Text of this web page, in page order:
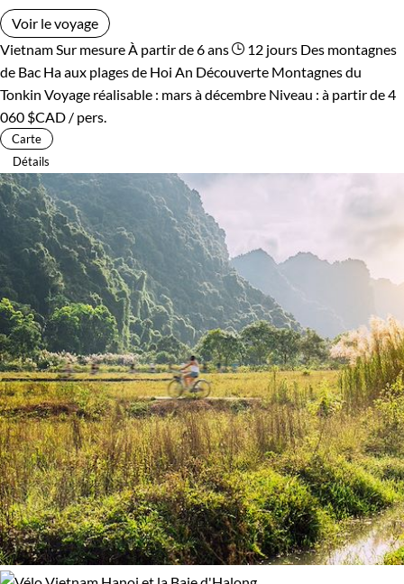
Voir le voyage
Vietnam Sur mesure À partir de 6 ans 12 jours Des montagnes
de Bac Ha aux plages de Hoi An Découverte Montagnes du
Tonkin Voyage réalisable : mars à décembre Niveau : à partir de4
060 $CAD / pers.
Carte
Détails